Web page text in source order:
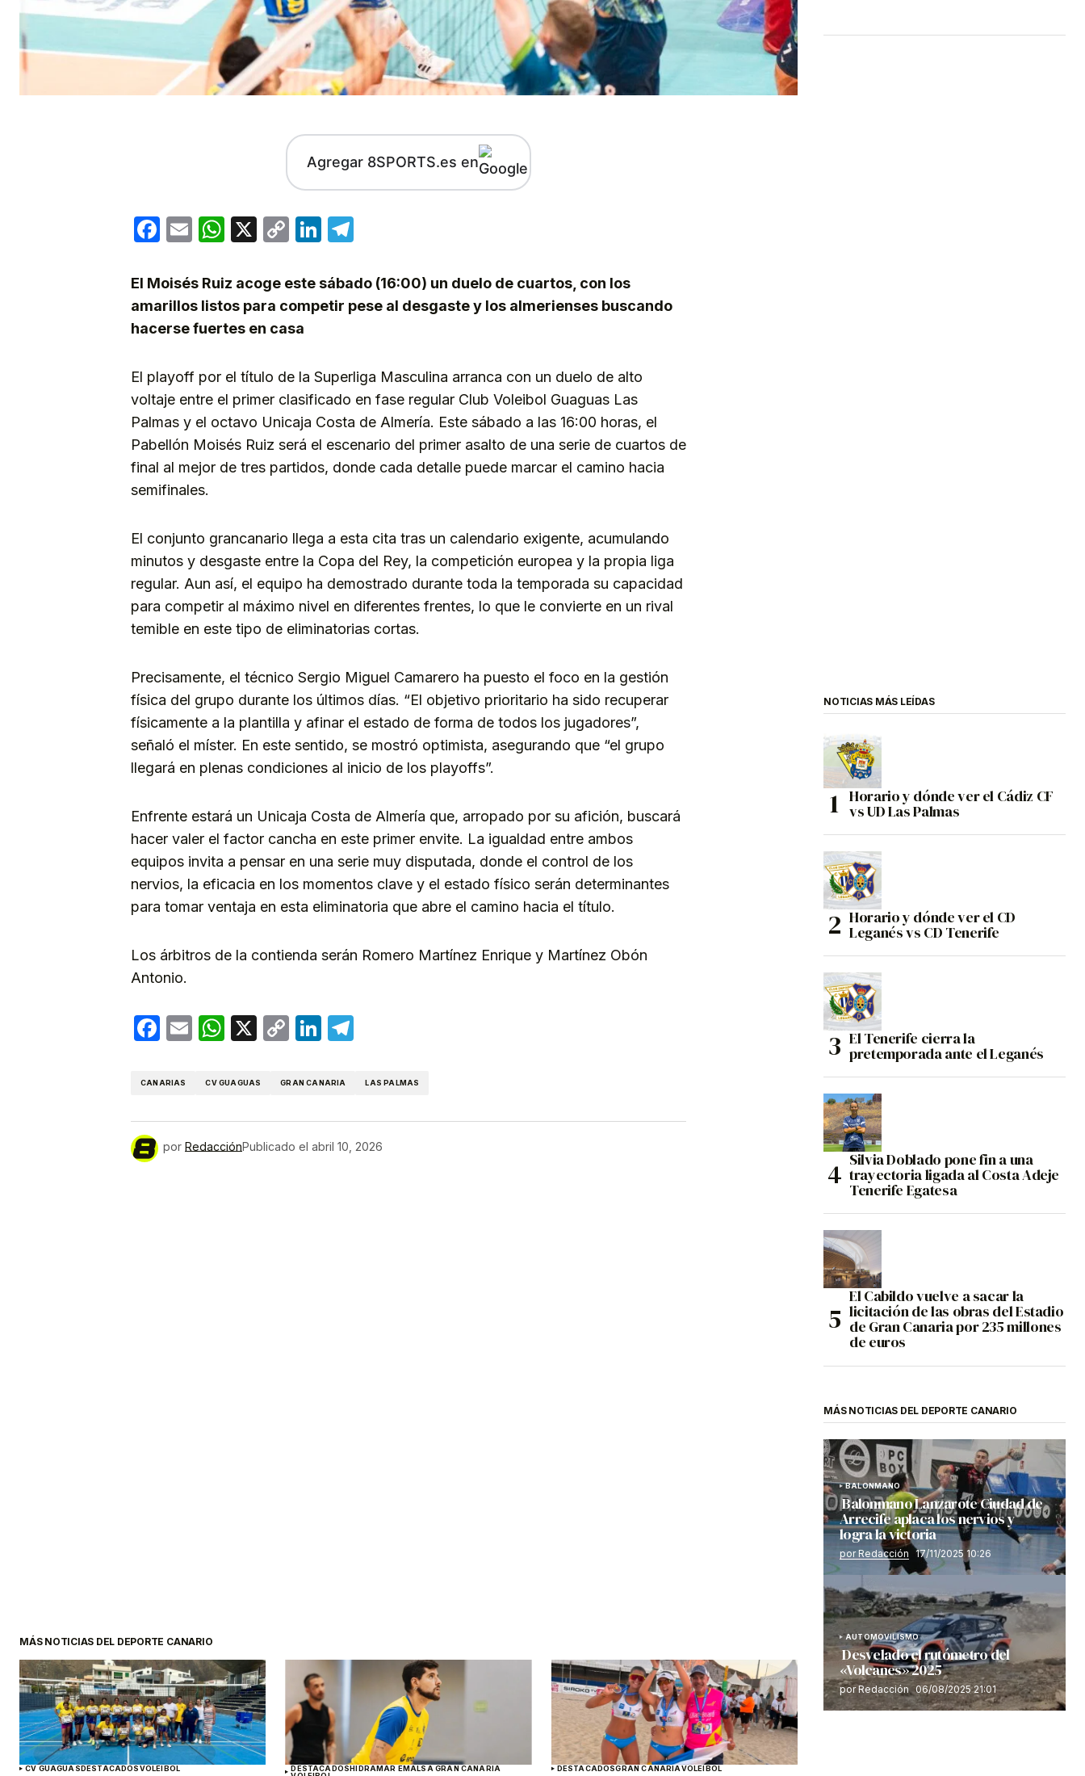
Agregar 8SPORTS.es en
Facebook
EmailWhatsApp
X
CopyLinkedIn
El Moisés Ruiz acoge este sábado (16:00) un duelo de cuartos, con los
amarillos listos para competir pese al desgaste y los almerienses buscando
hacerse fuertes en casa
El playoff por el título de la Superliga Masculina arranca con un duelo de alto
voltaje entre el primer clasificado en fase regular Club Voleibol Guaguas Las
Palmas y el octavo Unicaja Costa de Almería. Este sábado a las 16:00 horas, el
Pabellón Moisés Ruiz será el escenario del primer asalto de una serie de cuartos de
final al mejor de tres partidos, donde cada detalle puede marcar el camino hacia
semifinales.
El conjunto grancanario llega a esta cita tras un calendario exigente, acumulando
minutos y desgaste entre la Copa del Rey, la competición europea y la propia liga
regular. Aun así, el equipo ha demostrado durante toda la temporada su capacidad
para competir al máximo nivel en diferentes frentes, lo que le convierte en un rival
temible en este tipo de eliminatorias cortas.
Precisamente, el técnico Sergio Miguel Camarero ha puesto el foco en la gestión
física del grupo durante los últimos días. “El objetivo prioritario ha sido recuperar
físicamente a la plantilla y afinar el estado de forma de todos los jugadores”,
señaló el míster. En este sentido, se mostró optimista, asegurando que “el grupo
llegará en plenas condiciones al inicio de los playoffs”.
Enfrente estará un Unicaja Costa de Almería que, arropado por su afición, buscará
hacer valer el factor cancha en este primer envite. La igualdad entre ambos
equipos invita a pensar en una serie muy disputada, donde el control de los
nervios, la eficacia en los momentos clave y el estado físico serán determinantes
para tomar ventaja en esta eliminatoria que abre el camino hacia el título.
Los árbitros de la contienda serán Romero Martínez Enrique y Martínez Obón
Antonio.
Facebook
EmailWhatsApp
X
CopyLinkedIn
CANARIAS CV GUAGUAS GRAN CANARIA LAS PALMAS
por RedacciónPublicado el abril 10, 2026
MÁS NOTICIAS DEL DEPORTE CANARIO
CV GUAGUASDESTACADOSVOLEIBOL DESTACADOSHIDRAMAR EMALSA GRAN CANARIA
DESTACADOSGRAN CANARIAVOLEIBOL
NOTICIAS MÁS LEÍDAS
Horario y dónde ver el Cádiz CF
vs UD Las Palmas
Horario y dónde ver el CD
Leganés vs CD Tenerife
El Tenerife cierra la
pretemporada ante el Leganés
Silvia Doblado pone fin a una
trayectoria ligada al Costa Adeje
Tenerife Egatesa
El Cabildo vuelve a sacar la
licitación de las obras del Estadio
de Gran Canaria por 235 millones
de euros
MÁS NOTICIAS DEL DEPORTE CANARIO
BALONMANO
Balonmano Lanzarote Ciudad de
Arrecife aplaca los nervios y
logra la victoria
por Redacción 17/11/2025 10:26
AUTOMOVILISMO
Desvelado el rutómetro del
«Volcanes» 2025
por Redacción 06/08/2025 21:01